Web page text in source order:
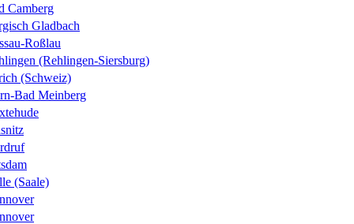
Camberg
Gladbach
Roßlau
(Rehlingen-Siersburg)
(Schweiz)
Bad Meinberg
(Saale)